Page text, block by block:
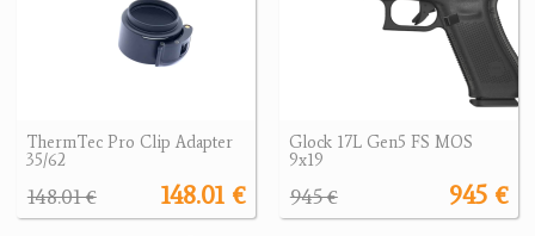
ThermTec Pro Clip Adapter
35/62
148.01 €
148.01 €
Glock 17L Gen5 FS MOS
9x19
945 €
945 €